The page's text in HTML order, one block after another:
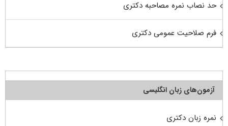
حد نصاب نمره مصاحبه دکتری
فرم صلاحیت عمومی دکتری
آزمون‌های زبان انگلیسی
نمره زبان دکتری